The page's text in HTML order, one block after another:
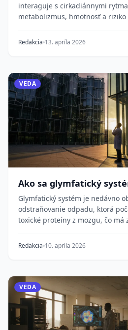
interaguje s cirkadiánnymi
metabolizmus, hmotnosť a riziko
Redakcia 13. apríla 2026
VEDA
Ako sa glymfatický
Glymfatický systém je nedávno
odstraňovanie odpadu, ktorá
toxické proteíny z mozgu, čo má
Redakcia 10. apríla 2026
VEDA